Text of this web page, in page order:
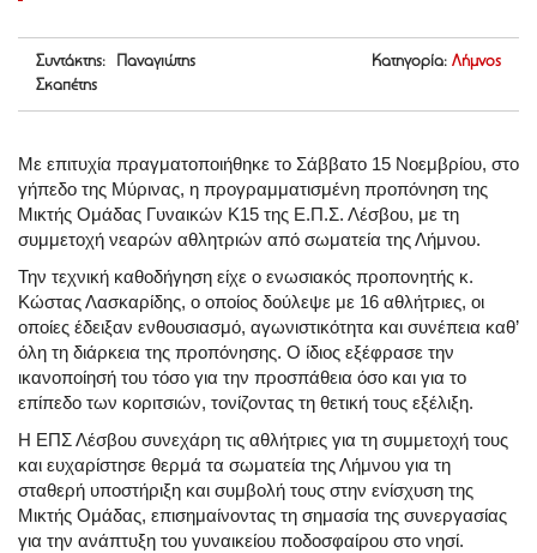
Συντάκτης: Παναγιώτης
Σκαπέτης
Κατηγορία: Λήμνος
Με επιτυχία πραγματοποιήθηκε το Σάββατο 15 Νοεμβρίου, στο
γήπεδο της Μύρινας, η προγραμματισμένη προπόνηση της
Μικτής Ομάδας Γυναικών Κ15 της Ε.Π.Σ. Λέσβου, με τη
συμμετοχή νεαρών αθλητριών από σωματεία της Λήμνου.
Την τεχνική καθοδήγηση είχε ο ενωσιακός προπονητής κ.
Κώστας Λασκαρίδης, ο οποίος δούλεψε με 16 αθλήτριες, οι
οποίες έδειξαν ενθουσιασμό, αγωνιστικότητα και συνέπεια καθ’
όλη τη διάρκεια της προπόνησης. Ο ίδιος εξέφρασε την
ικανοποίησή του τόσο για την προσπάθεια όσο και για το
επίπεδο των κοριτσιών, τονίζοντας τη θετική τους εξέλιξη.
Η ΕΠΣ Λέσβου συνεχάρη τις αθλήτριες για τη συμμετοχή τους
και ευχαρίστησε θερμά τα σωματεία της Λήμνου για τη
σταθερή υποστήριξη και συμβολή τους στην ενίσχυση της
Μικτής Ομάδας, επισημαίνοντας τη σημασία της συνεργασίας
για την ανάπτυξη του γυναικείου ποδοσφαίρου στο νησί.